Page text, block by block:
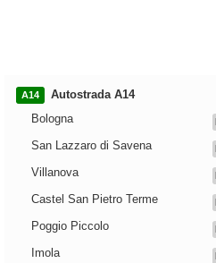
A14
Autostrada A14
Bologna
San Lazzaro di Savena
Villanova
Castel San Pietro Terme
Poggio Piccolo
Imola